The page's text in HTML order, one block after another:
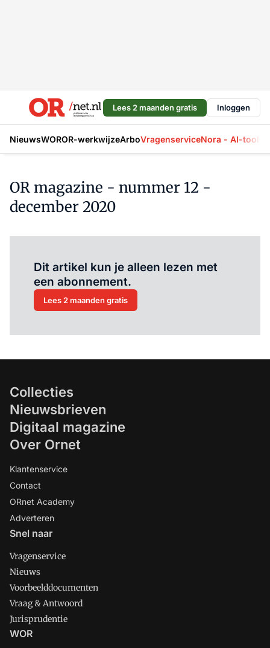
Lees 2 maanden gratis Inloggen
NieuwsWOROR-werkwijzeArboVragenserviceNora - AI-tool
OR magazine - nummer 12 -
december 2020
Dit artikel kun je alleen lezen met
een abonnement.
Lees 2 maanden gratis
Collecties
Nieuwsbrieven
Digitaal magazine
Over Ornet
Klantenservice
Contact
ORnet Academy
Adverteren
Snel naar
Vragenservice
Nieuws
Voorbeelddocumenten
Vraag & Antwoord
Jurisprudentie
WOR